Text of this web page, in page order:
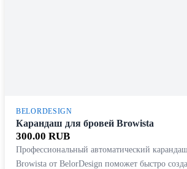
BELORDESIGN
Карандаш для бровей Browista
300.00 RUB
Профессиональный автоматический
Browista от BelorDesign поможет быстро